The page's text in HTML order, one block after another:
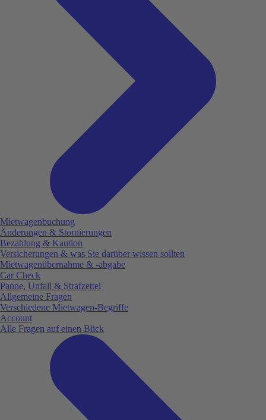
Mietwagenbuchung
Änderungen & Stornierungen
Bezahlung & Kaution
Versicherungen & was Sie darüber wissen sollten
Mietwagenübernahme & -abgabe
Car Check
Panne, Unfall & Strafzettel
Allgemeine Fragen
Verschiedene Mietwagen-Begriffe
Account
Alle Fragen auf einen Blick